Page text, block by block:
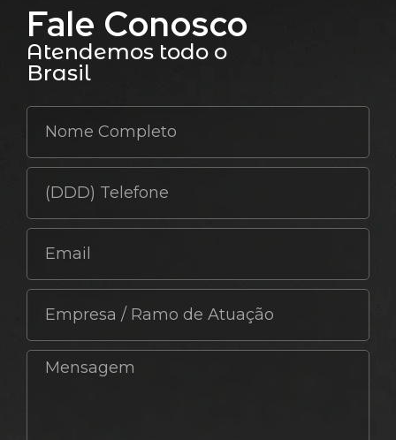
Fale Conosco
Atendemos todo o
Brasil